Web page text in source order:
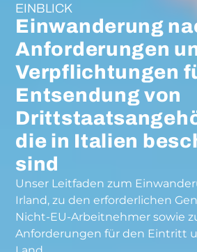
EINBLICK
Einwanderung
Anforderungen
Verpflichtungen
Entsendung von
die in Italien
sind
Unser Leitfaden zum
Irland, zu den erforderlichen
Nicht-EU-Arbeitnehmer sowie
Anforderungen für den Eintritt